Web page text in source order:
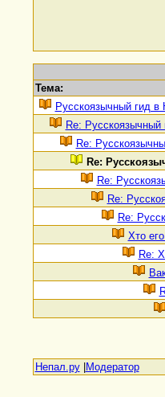
Тема:
Русскоязычный гид в
Re: Русскоязычный
Re:
Re:
Re:
Re:
Re:
Хто
Re:
Непал.ру| Модератор